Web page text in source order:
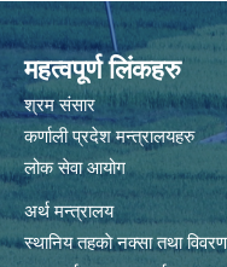
महत्वपूर्ण लिंकहरु
श्रम संसार
कर्णाली प्रदेश मन्त्रालयहरु
लोक सेवा आयोग
अर्थ मन्त्रालय
स्थानिय तहकाे नक्सा तथा विवरण